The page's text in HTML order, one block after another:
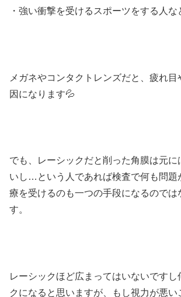
・強い衝撃を受けるスポーツをする人な
メガネやコンタクトレンズだと、疲れ
因になります💦
でも、レーシックだと削った角膜は元に
いし…という人であれば検査で何も問題
療を受けるのも一つの手段になるのでは
す。
レーシックほど広まってはいないですし
クになると思いますが、もし視力が悪い